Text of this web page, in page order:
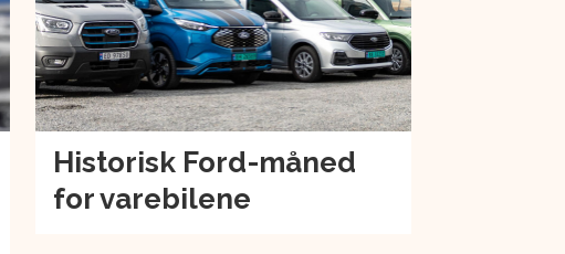
Historisk Ford-måned
for varebilene